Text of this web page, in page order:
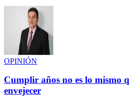
OPINIÓN
Cumplir años no es lo mismo
envejecer